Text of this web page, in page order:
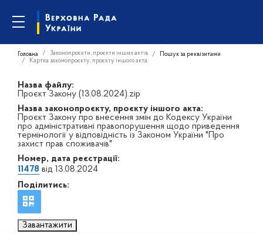
Головна Законопроєкти, проєкти інших актів
Пошук за реквізитами
Картка законопроєкту, проєкту іншого акта
Назва файлу:
Проєкт Закону (13.08.2024).zip
Назва законопроєкту, проєкту іншого акта:
Проєкт Закону про внесення змін до Кодексу України
про адміністративні правопорушення щодо приведення
термінології у відповідність із Законом України "Про
захист прав споживачів"
Номер, дата реєстрації:
11478 від 13.08.2024
Поділитись:
Завантажити